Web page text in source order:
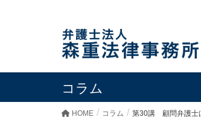
コラム
HOME コラム 第30講 顧問弁護士